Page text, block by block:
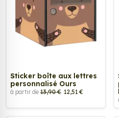
Sticker boîte aux lettres
personnalisé Ours
à partir de 13,90 € 12,51 €